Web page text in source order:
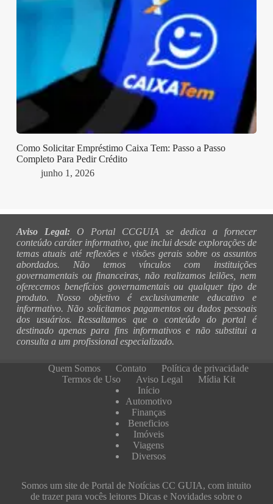
Como Solicitar Empréstimo Caixa Tem: Passo a Passo
Completo Para Pedir Crédito
junho 1, 2026
Aviso Legal: O Portal CCGUIA se dedica a fornecer
conteúdo caráter informativo, que inclui desde explorações de
temas atuais até reflexões e visões gerais sobre os assuntos
abordados. Não temos vínculos com instituições
governamentais ou financeiras, não realizamos leilões, nem
oferecemos benefícios governamentais ou qualquer tipo de
produto. Nosso objetivo é exclusivamente educativo e
informativo. Não solicitamos pagamentos ou dados pessoais
dos usuários. Ressaltamos que o conteúdo do portal é
destinado apenas para fins informativos e não substitui a
consulta a um profissional especializado.
Quem Somos Contato
Política de privacidade
Termos de Uso
Aviso Legal
Mídia Kit
Início
Automotivo
Finanças
Beneficios
Imóveis
Viagens
Diversos
Somos um site de Portal de Notícias CC GUIA, com intuito
de trazer para vocês leitores Dicas e Novidades sobre o